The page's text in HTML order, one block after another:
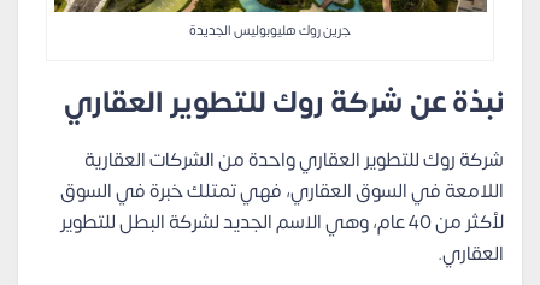
جرين روك هليوبوليس الجديدة
نبذة عن شركة روك للتطوير العقاري
شركة روك للتطوير العقاري واحدة من الشركات العقارية
اللامعة في السوق العقاري، فهي تمتلك خبرة في السوق
لأكثر من 40 عام، وهي الاسم الجديد لشركة البطل للتطوير
العقاري.